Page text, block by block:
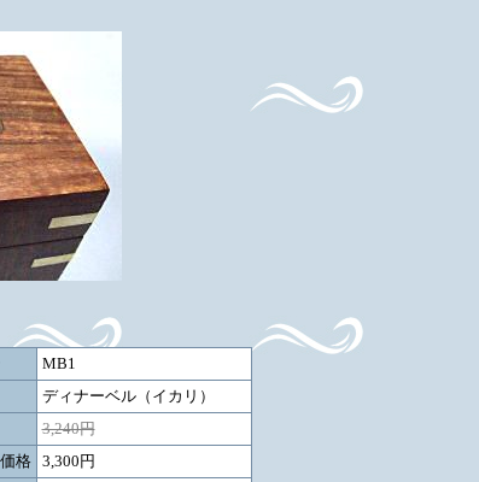
MB1
ディナーベル（イカリ）
3,240円
格
3,300円